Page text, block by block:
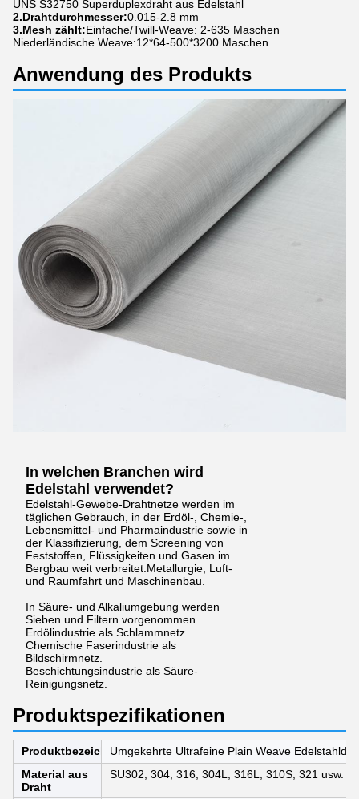
UNS S32750 Superduplexdraht aus Edelstahl
2.Drahtdurchmesser:0.015-2.8 mm
3.Mesh zählt:Einfache/Twill-Weave: 2-635 Maschen
Niederländische Weave:12*64-500*3200 Maschen
Anwendung des Produkts
In welchen Branchen wird
Edelstahl verwendet?
Edelstahl-Gewebe-Drahtnetze werden im
täglichen Gebrauch, in der Erdöl-, Chemie-,
Lebensmittel- und Pharmaindustrie sowie in
der Klassifizierung, dem Screening von
Feststoffen, Flüssigkeiten und Gasen im
Bergbau weit verbreitet.Metallurgie, Luft-
und Raumfahrt und Maschinenbau.
In Säure- und Alkaliumgebung werden
Sieben und Filtern vorgenommen.
Erdölindustrie als Schlammnetz.
Chemische Faserindustrie als
Bildschirmnetz.
Beschichtungsindustrie als Säure-
Reinigungsnetz.
Produktspezifikationen
ProduktbezeichnungUmgekehrte Ultrafeine Plain Weave
Material aus
Draht
SU302, 304, 316, 304L, 316L, 310S, 321 usw.